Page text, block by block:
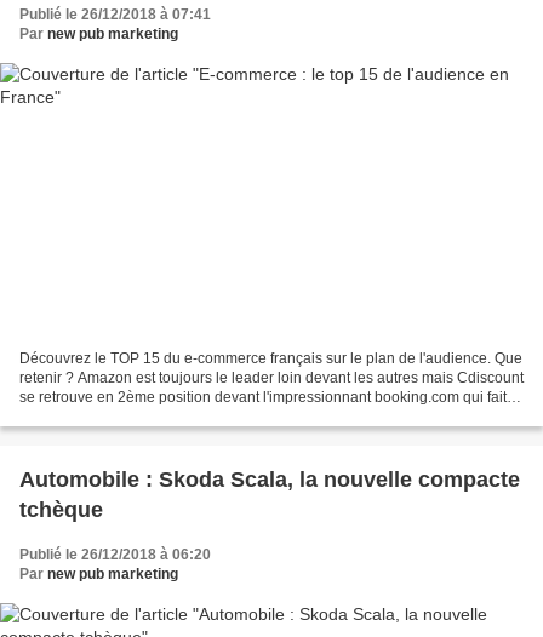
Publié le 26/12/2018 à 07:41
Par new pub marketing
Découvrez le TOP 15 du e-commerce français sur le plan de l'audience. Que
retenir ? Amazon est toujours le leader loin devant les autres mais Cdiscount
se retrouve en 2ème position devant l'impressionnant booking.com qui fait
Automobile : Skoda Scala, la nouvelle compacte
tchèque
Publié le 26/12/2018 à 06:20
Par new pub marketing